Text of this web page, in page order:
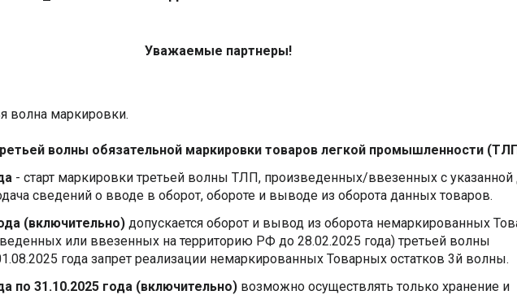
Уважаемые партнеры!
волна маркировки.
волны обязательной маркировки товаров легкой промышленности
- старт маркировки третьей волны ТЛП, произведенных/ввезенных с указанной
сведений о вводе в оборот, обороте и выводе из оборота данных товаров.
(включительно) допускается оборот и вывод из оборота немаркированных
или ввезенных на территорию РФ до 28.02.2025 года) третьей волны
года запрет реализации немаркированных Товарных остатков 3й волны.
по 31.10.2025 года (включительно) возможно осуществлять только хранение и